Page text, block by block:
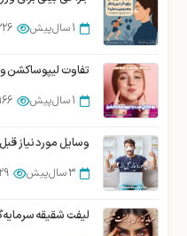
1 سال پیش
جراحی بوکال فت یا
1 سال پیش
1 سال پیش 1,326
تفاوت
1 سال پیش 1,166
وسایل مورد نیاز
3 سال پیش
لیفت شقیقه